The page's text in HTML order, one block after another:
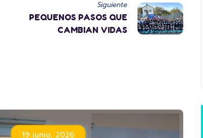
Siguiente
PEQUENOS PASOS QUE
CAMBIAN VIDAS
19 junio, 2026